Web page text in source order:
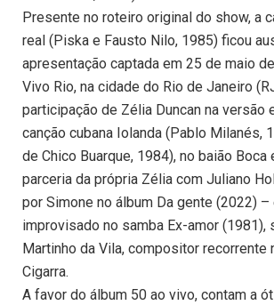
Presente no roteiro original do show, a
real (Piska e Fausto Nilo, 1985) ficou
apresentação captada em 25 de maio
Vivo Rio, na cidade do Rio de Janeiro
participação de Zélia Duncan na versão
canção cubana Iolanda (Pablo Milanés,
de Chico Buarque, 1984), no baião Boca
parceria da própria Zélia com Juliano
por Simone no álbum Da gente (2022) –
improvisado no samba Ex-amor (1981),
Martinho da Vila, compositor recorrente
Cigarra.
A favor do álbum 50 ao vivo, contam a